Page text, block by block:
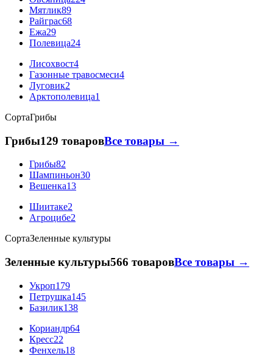
Мятлик89
Райграс68
Ежа29
Полевица24
Лисохвост4
Газонные травосмеси4
Луговик2
Арктополевица1
СортаГрибы
Грибы129 товаровВсе товары →
Грибы82
Шампиньон30
Вешенка13
Шиитаке2
Агроцибе2
СортаЗеленные культуры
Зеленные культуры566 товаровВсе товары →
Укроп179
Петрушка145
Базилик138
Кориандр64
Кресс22
Фенхель18